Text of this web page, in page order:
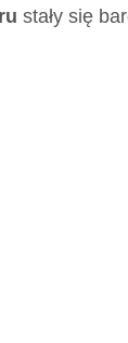
stały się